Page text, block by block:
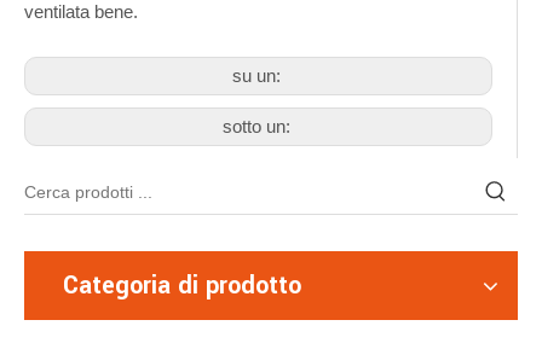
ventilata bene.
su un:
sotto un:
Categoria di prodotto